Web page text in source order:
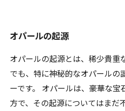
オパールの起源
オパールの起源とは、稀少貴重
でも、特に神秘的なオパールの
ーです。 オパールは、豪華な
方で、その起源についてはまだ